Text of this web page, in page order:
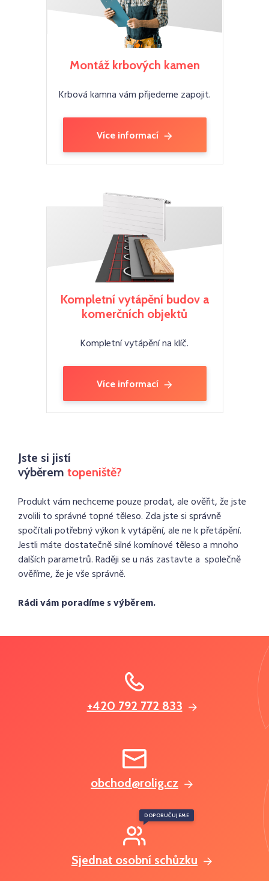
Montáž krbových kamen
Krbová kamna vám přijedeme zapojit.
Více informací
Kompletní vytápění budov a
komerčních objektů
Kompletní vytápění na klíč.
Více informací
Jste si jistí
výběrem topeniště?
Produkt vám nechceme pouze prodat, ale ověřit, že jste
zvolili to správné topné těleso. Zda jste si správně
spočítali potřebný výkon k vytápění, ale ne k přetápění.
Jestli máte dostatečně silné komínové těleso a mnoho
dalších parametrů. Raději se u nás zastavte a společně
ověříme, že je vše správně.
Rádi vám poradíme s výběrem.
+420 792 772 833
obchod@rolig.cz
Sjednat osobní schůzku
DOPORUČUJEME